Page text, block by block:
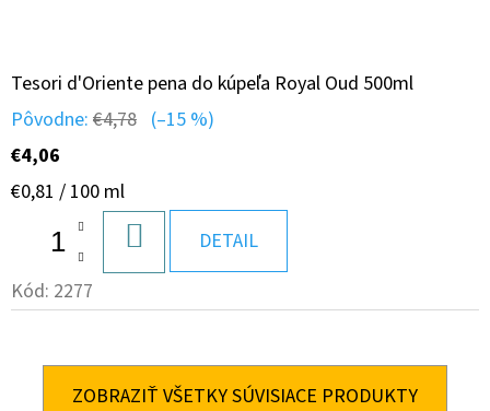
Tesori d'Oriente pena do kúpeľa Royal Oud 500ml
Pôvodne: €4,78 (–15 %)
€4,06
Jednotková
€0,81 / 100 ml
KOŠÍKA
DETAIL
Kód: 2277
ZOBRAZIŤ VŠETKY SÚVISIACE PRODUKTY